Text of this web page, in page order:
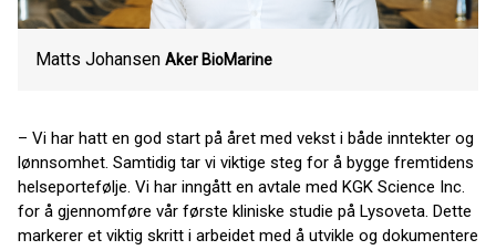
Matts Johansen Aker BioMarine
– Vi har hatt en god start på året med vekst i både inntekter og
lønnsomhet. Samtidig tar vi viktige steg for å bygge fremtidens
helseportefølje. Vi har inngått en avtale med KGK Science Inc.
for å gjennomføre vår første kliniske studie på Lysoveta. Dette
markerer et viktig skritt i arbeidet med å utvikle og dokumentere